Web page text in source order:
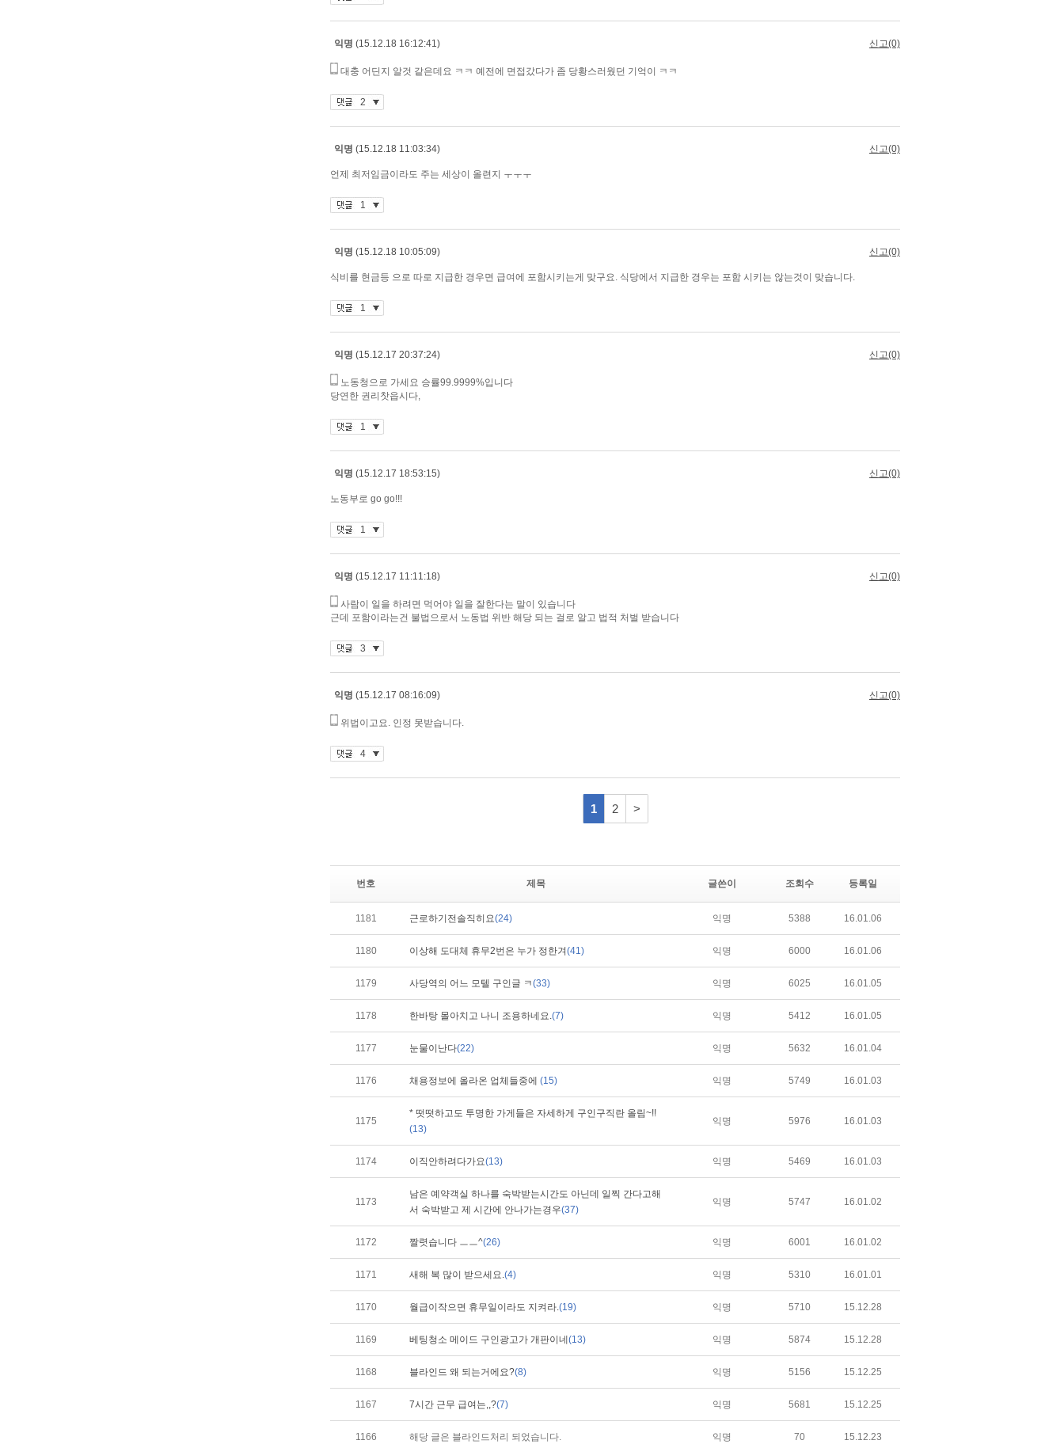
번호 제목 글쓴이 조회수 등록일
1181 근로하기전솔직히요(24) 익명 5388 16.01.06
1180 이상해 도대체 휴무2번은 누가 정한겨(41) 익명 6000 16.01.06
1179 사당역의 어느 모텔 구인글 ㅋ(33) 익명 6025 16.01.05
1178 한바탕 몰아치고 나니 조용하네요.(7) 익명 5412 16.01.05
1177 눈물이난다(22) 익명 5632 16.01.04
1176 채용정보에 올라온 업체들중에 (15) 익명 5749 16.01.03
1175
* 떳떳하고도 투명한 가게들은 자세하게 구인구직란 올림~!!
(13)
익명 5976 16.01.03
1174 이직안하려다가요(13) 익명 5469 16.01.03
1173
남은 예약객실 하나를 숙박받는시간도 아닌데 일찍 간다고해
서 숙박받고 제 시간에 안나가는경우(37)
익명 5747 16.01.02
1172 짤렷습니다 ㅡㅡ^(26) 익명 6001 16.01.02
1171 새해 복 많이 받으세요.(4) 익명 5310 16.01.01
1170 월급이작으면 휴무일이라도 지켜라.(19) 익명 5710 15.12.28
1169 베팅청소 메이드 구인광고가 개판이네 (13) 익명 5874 15.12.28
1168 블라인드 왜 되는거에요?(8) 익명 5156 15.12.25
1167 7시간 근무 급여는,,?(7) 익명 5681 15.12.25
1166 해당 글은 블라인드처리 되었습니다. 익명 70 15.12.23